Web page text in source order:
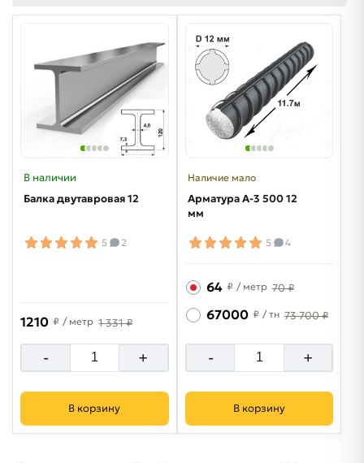
В наличии
Балка двутавровая 12
5 2
1210 ₽ / метр 1 331 ₽
- +
В корзину
Наличие мало
Арматура A-3 500 12
мм
5 4
64 ₽ / метр 70 ₽
67000 ₽ / тн 73 700 ₽
- +
В корзину